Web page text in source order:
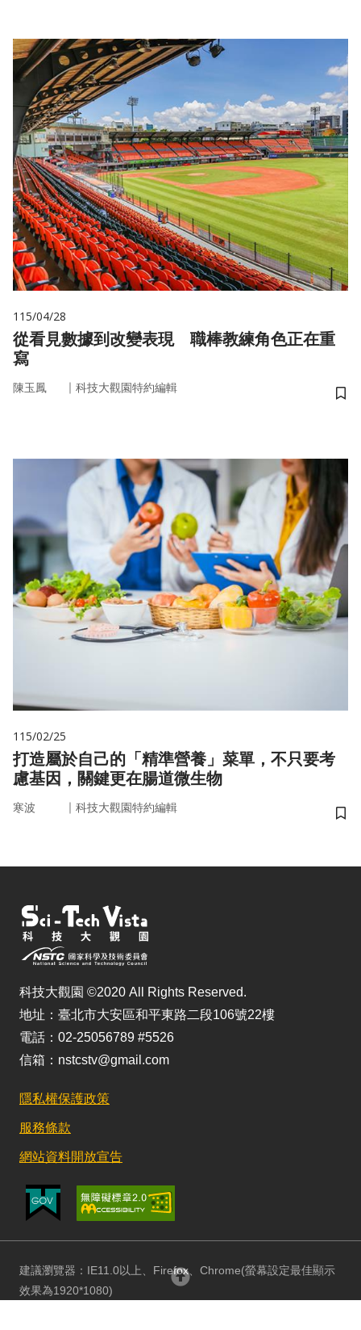
115/04/28
從看見數據到改變表現 職棒教練角色正在重
寫
陳玉鳳 ｜ 科技大觀園特約編輯
儲
115/02/25
打造屬於自己的「精準營養」菜單，不只要考
慮基因，關鍵更在腸道微生物
寒波 ｜ 科技大觀園特約編輯
儲
科技大觀園 ©2020 All Rights Reserved.
地址：臺北市大安區和平東路二段106號22樓
電話：02-25056789 #5526
信箱：nstcstv@gmail.com
隱私權保護政策
服務條款
網站資料開放宣告
建議瀏覽器：IE11.0以上、Firefox、Chrome(螢幕設定最佳顯示
效果為1920*1080)
回頂部